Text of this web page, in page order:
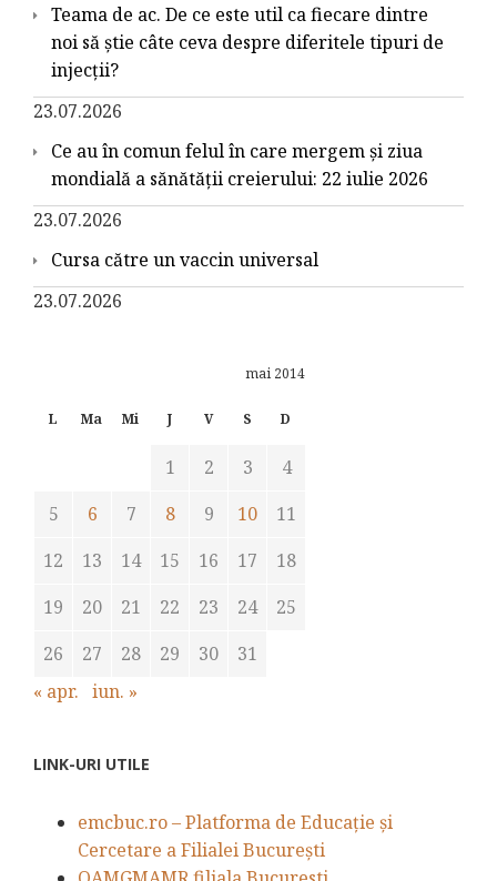
Teama de ac. De ce este util ca fiecare dintre
noi să știe câte ceva despre diferitele tipuri de
injecții?
23.07.2026
Ce au în comun felul în care mergem și ziua
mondială a sănătății creierului: 22 iulie 2026
23.07.2026
Cursa către un vaccin universal
23.07.2026
mai 2014
L Ma Mi J V S D
1 2 3
4
5
6 7 8 9 10
11
12
13 14 15 16 17
18
19
20 21 22 23 24
25
26
27 28 29 30
31
« apr. iun. »
LINK-URI UTILE
emcbuc.ro – Platforma de Educație și
Cercetare a Filialei București